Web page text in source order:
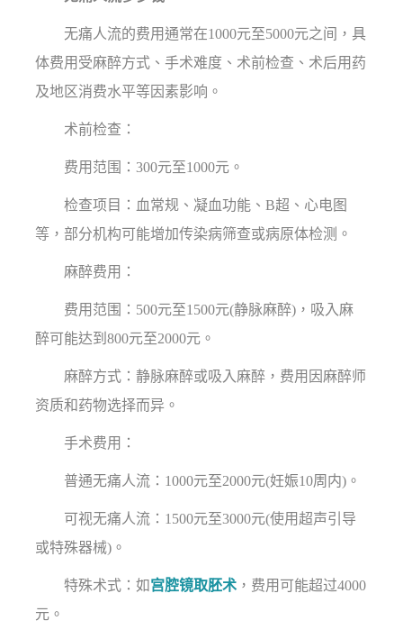
无痛人流的费用通常在1000元至5000元之间，具
体费用受麻醉方式、手术难度、术前检查、术后用药
及地区消费水平等因素影响。
术前检查：
费用范围：300元至1000元。
检查项目：血常规、凝血功能、B超、心电图
等，部分机构可能增加传染病筛查或病原体检测。
麻醉费用：
费用范围：500元至1500元(静脉麻醉)，吸入麻
醉可能达到800元至2000元。
麻醉方式：静脉麻醉或吸入麻醉，费用因麻醉师
资质和药物选择而异。
手术费用：
普通无痛人流：1000元至2000元(妊娠10周内)。
可视无痛人流：1500元至3000元(使用超声引导
或特殊器械)。
特殊术式：如宫腔镜取胚术 ，费用可能超过4000
元。